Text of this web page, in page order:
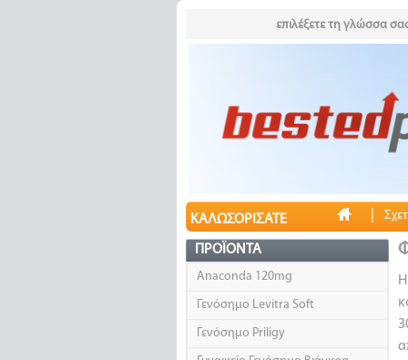
επιλέξετε τη γλώσσα
ΚΑΛΩΣΟΡΊΣΑΤΕ
ΠΡΟΪΌΝΤΑ
Anaconda 120mg
Γενόσημο Levitra Soft
Γενόσημο Priligy
Η